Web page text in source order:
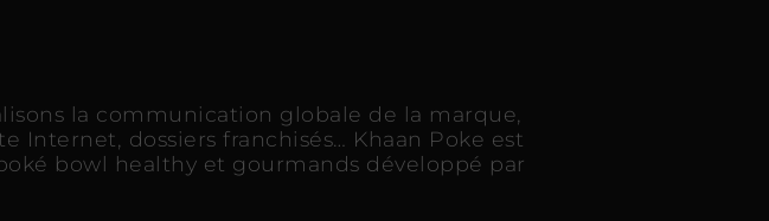
la communication globale de la marque,
Internet, dossiers franchisés… Khaan Poke est
bowl healthy et gourmands développé par